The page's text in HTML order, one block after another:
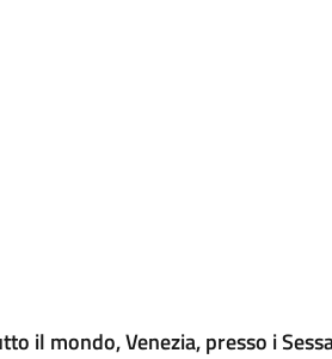
il mondo, Venezia, presso i